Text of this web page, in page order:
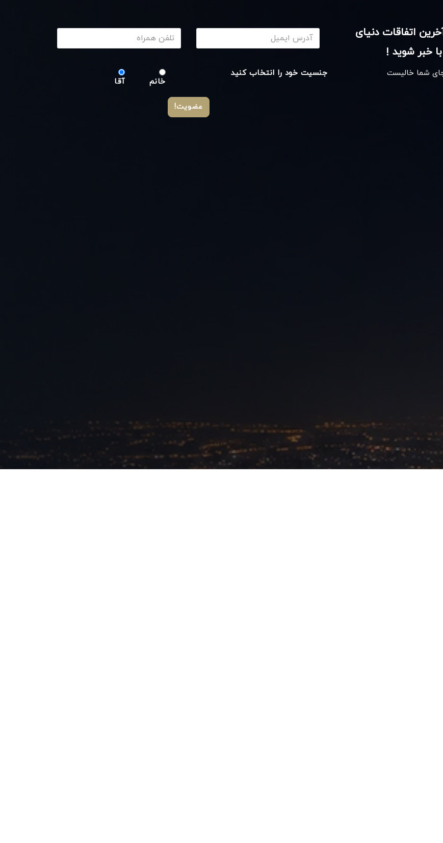
اتفاقات دنیای
خبر شوید !
جای شما خالیست
جنسیت خود را انتخاب کنید
خانم
آقا
عضویت!